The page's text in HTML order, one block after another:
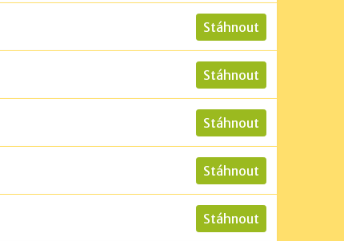
Stáhnout
Stáhnout
Stáhnout
Stáhnout
Stáhnout